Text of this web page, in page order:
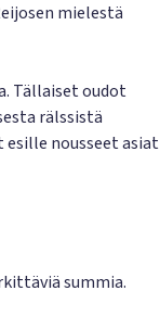
mielestä
Tällaiset oudot
rälssistä
nousseet asiat
summia.